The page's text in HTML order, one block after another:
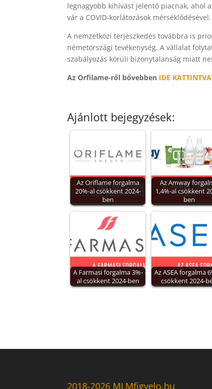
legnagyobb kihívást jelentő piacnak, ahol
vár a COVID-korlátozások mérséklődésével.
A nemzetközi terjeszkedés továbbra is
németországi tevékenység. A vállalat
szabályozás körüli bizonytalanság miatt
Az Orfilame-ről bővebben IDE
Ajánlott bejegyzések:
Az Oriflame forgalma
20%-al csökkent 2024-
ben
Az Amway
1,4%-al csökkent
ben
A Farmasi forgalma 3%-
al csökkent 2024-ben
Az ASEA forgalma
csökkent 2024-
2018-2026 MLMfigyelo.hu